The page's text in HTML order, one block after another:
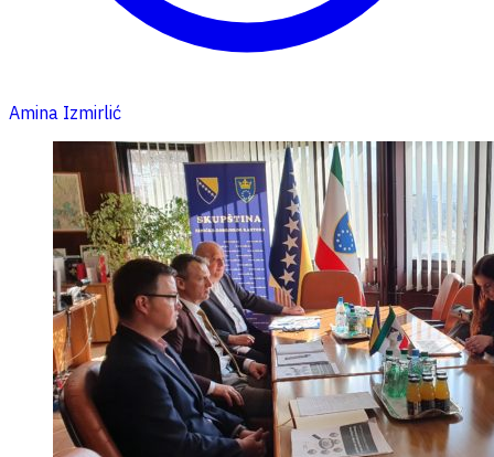
Amina Izmirlić